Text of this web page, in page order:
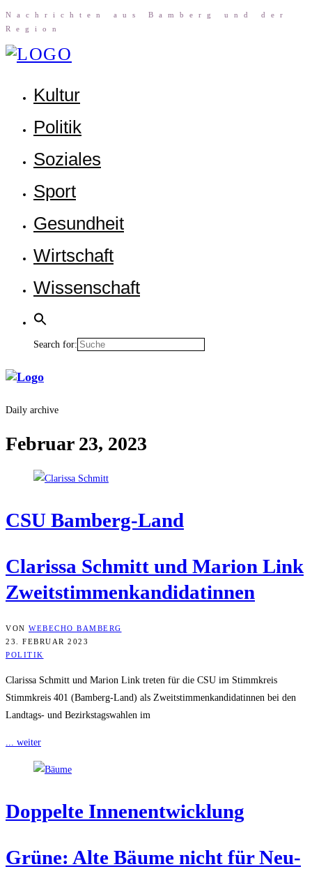
Nach­rich­ten aus Bam­berg und der
Region
Kul­tur
Poli­tik
Sozia­les
Sport
Gesund­heit
Wirt­schaft
Wis­sen­schaft
Search for:
Daily archive
Februar 23, 2023
CSU Bam­berg-Land
Cla­ris­sa Schmitt und Mari­on Link
Zweitstimmenkandidatinnen
VON WEBECHO BAMBERG
23. FEBRUAR 2023
POLITIK
Clarissa Schmitt und Marion Link treten für die CSU im Stimmkreis
Stimmkreis 401 (Bamberg-Land) als Zweitstimmenkandidatinnen bei den
Landtags- und Bezirkstagswahlen im
... weiter
Dop­pel­te Innenentwicklung
Grü­ne: Alte Bäu­me nicht für Neu­